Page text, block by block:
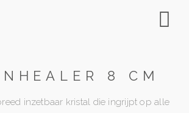
8 CM
inzetbaar kristal die ingrijpt op alle